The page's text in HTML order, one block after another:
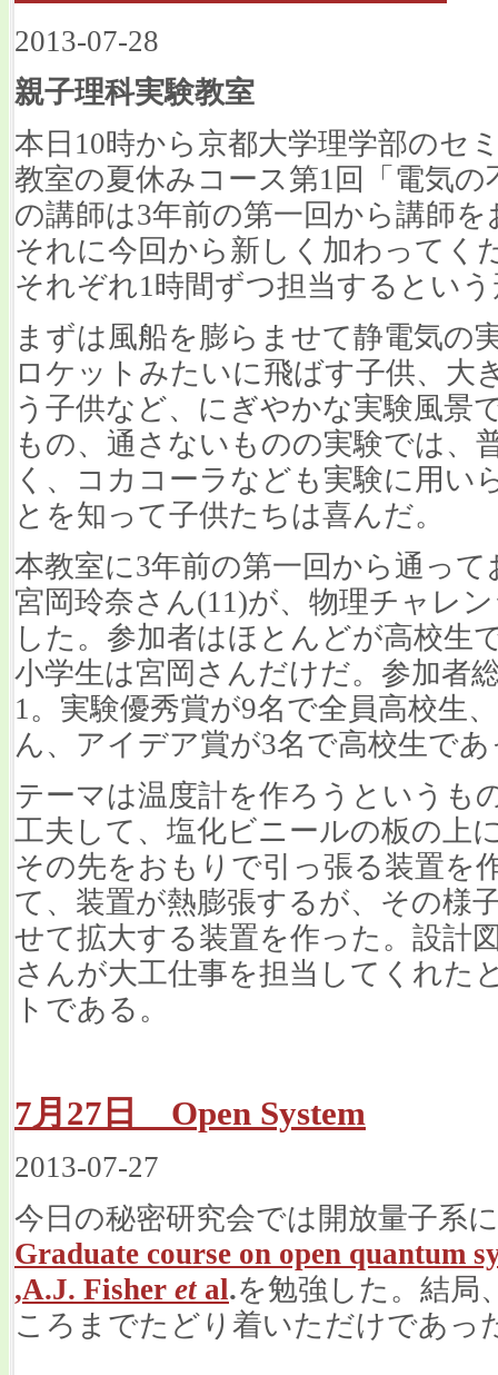
2013-07-28
親子理科実験教室
本日10時から京都大学理学部のセ
教室の夏休みコース第1回「電気
の講師は3年前の第一回から講師
それに今回から新しく加わってく
それぞれ1時間ずつ担当するとい
まずは風船を膨らませて静電気の
ロケットみたいに飛ばす子供、大
う子供など、にぎやかな実験風景
もの、通さないものの実験では、
く、コカコーラなども実験に用い
とを知って子供たちは喜んだ。
本教室に3年前の第一回から通っ
宮岡玲奈さん(11)が、物理チャレ
した。参加者はほとんどが高校生
小学生は宮岡さんだけだ。参加者
1。実験優秀賞が9名で全員高校生
ん、アイデア賞が3名で高校生で
テーマは温度計を作ろうというも
工夫して、塩化ビニールの板の上
その先をおもりで引っ張る装置を
て、装置が熱膨張するが、その様
せて拡大する装置を作った。設計
さんが大工仕事を担当してくれた
トである。
7月27日 Open System
2013-07-27
今日の秘密研究会では開放量子系
Graduate course on open quantum
,A.J. Fisher et al.を勉強した。結局
ころまでたどり着いただけであっ